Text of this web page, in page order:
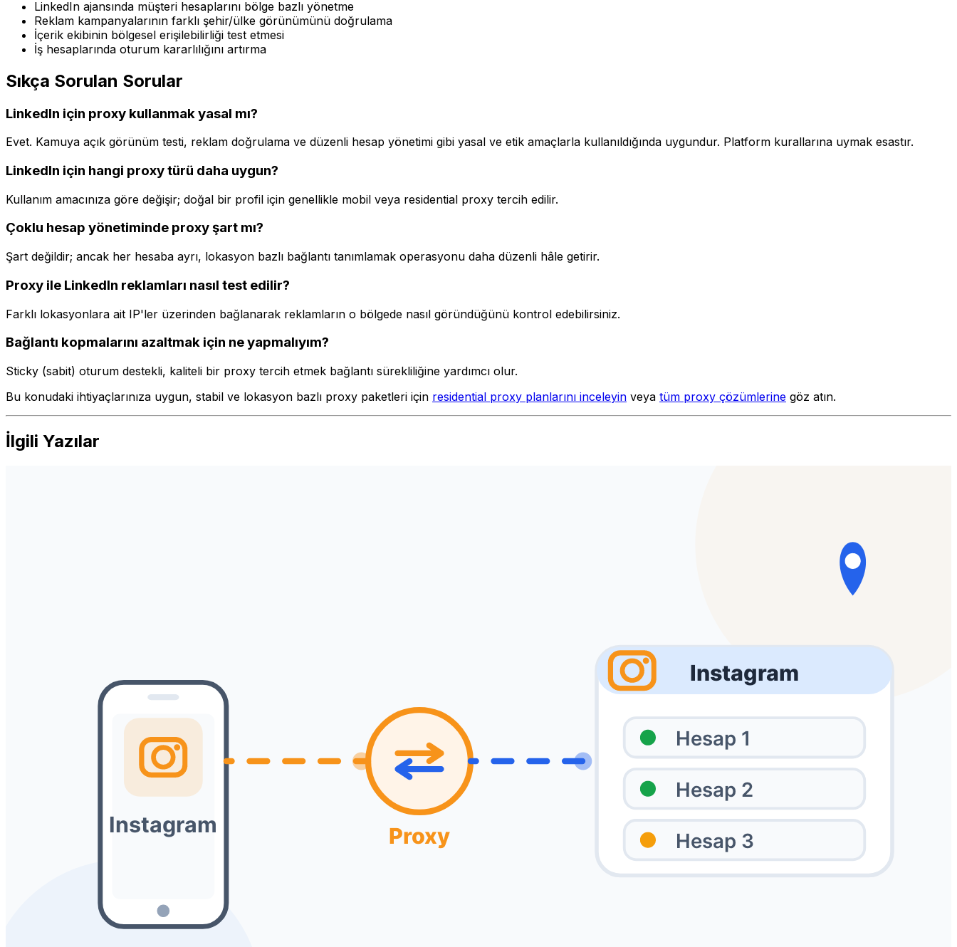
LinkedIn ajansında müşteri hesaplarını bölge bazlı yönetme
Reklam kampanyalarının farklı şehir/ülke görünümünü doğrulama
İçerik ekibinin bölgesel erişilebilirliği test etmesi
İş hesaplarında oturum kararlılığını artırma
Sıkça Sorulan Sorular
LinkedIn için proxy kullanmak yasal mı?
Evet. Kamuya açık görünüm testi, reklam doğrulama ve düzenli hesap yönetimi gibi yasal ve etik amaçlarla kullanıldığında uygundur. Platform kurallarına uymak esastır.
LinkedIn için hangi proxy türü daha uygun?
Kullanım amacınıza göre değişir; doğal bir profil için genellikle mobil veya residential proxy tercih edilir.
Çoklu hesap yönetiminde proxy şart mı?
Şart değildir; ancak her hesaba ayrı, lokasyon bazlı bağlantı tanımlamak operasyonu daha düzenli hâle getirir.
Proxy ile LinkedIn reklamları nasıl test edilir?
Farklı lokasyonlara ait IP'ler üzerinden bağlanarak reklamların o bölgede nasıl göründüğünü kontrol edebilirsiniz.
Bağlantı kopmalarını azaltmak için ne yapmalıyım?
Sticky (sabit) oturum destekli, kaliteli bir proxy tercih etmek bağlantı sürekliliğine yardımcı olur.
Bu konudaki ihtiyaçlarınıza uygun, stabil ve lokasyon bazlı proxy paketleri için residential proxy planlarını inceleyin veya tüm proxy çözümlerine göz atın.
İlgili Yazılar